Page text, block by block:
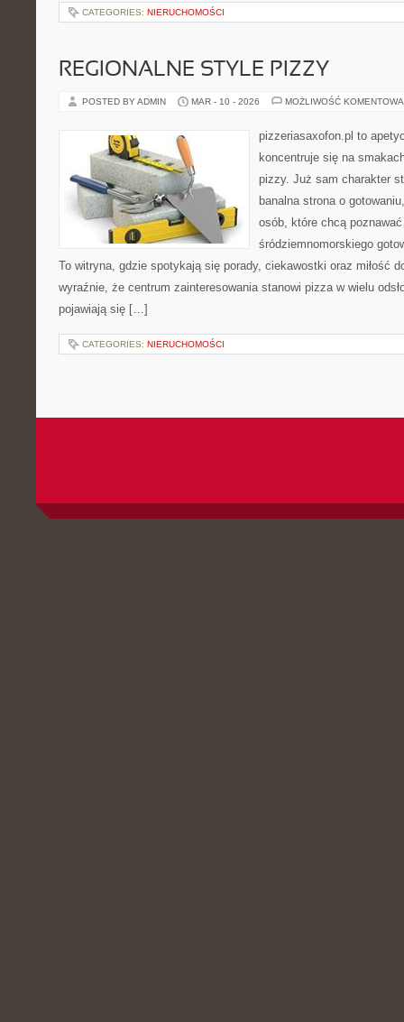
CATEGORIES: NIERUCHOMOŚCI
REGIONALNE STYLE PIZZY
POSTED BY ADMIN MAR - 10 - 2026 MOŻLIWOŚĆ
pizzeriasaxofon.pl to
koncentruje się na
pizzy. Już sam charakter
banalna strona o
osób, które chcą
śródziemnomorskiego
To witryna, gdzie spotykają się porady, ciekawostki oraz miłość
wyraźnie, że centrum zainteresowania stanowi pizza w wielu
pojawiają się […]
CATEGORIES: NIERUCHOMOŚCI